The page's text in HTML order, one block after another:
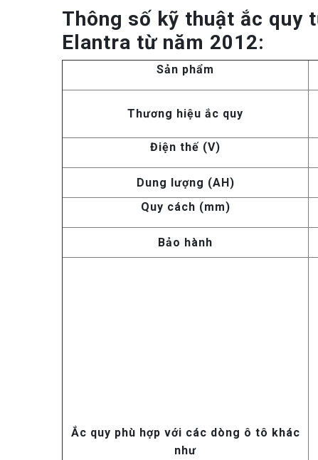
Thông số kỹ thuật ắc quy
Elantra từ năm 2012:
Sản phẩm
Thương hiệu ắc quy
Điện thế (V)
Dung lượng (AH)
Quy cách (mm)
Bảo hành
Ắc quy phù hợp với các dòng ô tô khác
như